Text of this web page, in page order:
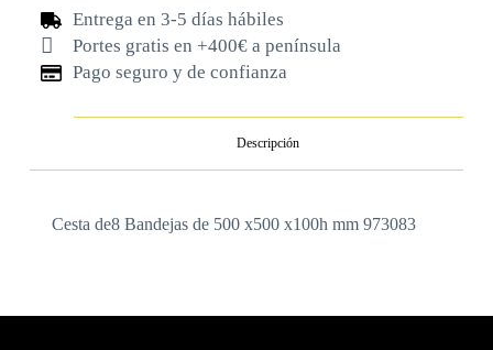
Entrega en 3-5 días hábiles
Portes gratis en +400€ a península
Pago seguro y de confianza
Descripción
Cesta de8 Bandejas de 500 x500 x100h mm 973083